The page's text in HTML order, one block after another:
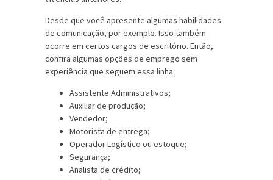
Desde que você apresente algumas habilidades
de comunicação, por exemplo. Isso também
ocorre em certos cargos de escritório. Então,
confira algumas opções de emprego sem
experiência que seguem essa linha:
Assistente Administrativos;
Auxiliar de produção;
Vendedor;
Motorista de entrega;
Operador Logístico ou estoque;
Segurança;
Analista de crédito;